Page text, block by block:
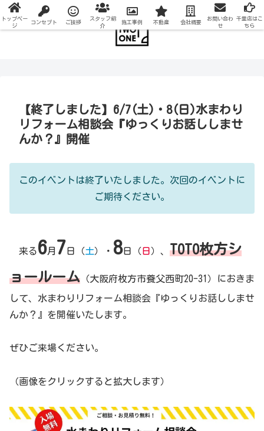
【終了しました】6/7(土)・8(日)水まわり
リフォーム相談会『ゆっくりお話ししませ
んか？』開催
このイベントは終了いたしました。次回のイベントに
ご期待ください。
来る6月 7日（土）・ 8日（日）、 TOTO枚方シ
ョールーム （大阪府枚方市養父西町20-31）におきま
して、水まわりリフォーム相談会『ゆっくりお話ししませ
んか？』を開催いたします。
ぜひご来場ください。
（画像をクリックすると拡大します）
トップペー
ジ
コンセプト ご挨拶
スタッフ紹
介
施工事例 不動産 会社概要
お問い合わ
せ
千里店はこ
ちら